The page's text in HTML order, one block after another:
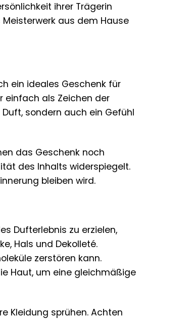
ihrer Trägerin
aus dem Hause
ein ideales Geschenk für
einfach als Zeichen der
sondern auch ein Gefühl
das Geschenk noch
des Inhalts widerspiegelt.
bleiben wird.
Dufterlebnis zu erzielen,
Hals und Dekolleté.
zerstören kann.
Haut, um eine gleichmäßige
Kleidung sprühen. Achten